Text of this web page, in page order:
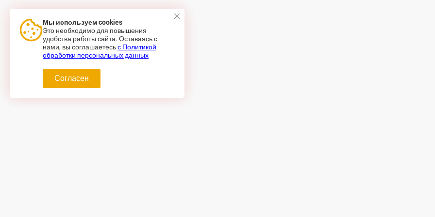
Мы используем cookies
Это необходимо для повышения
удобства работы сайта. Оставаясь с
нами, вы соглашаетесьс Политикой
обработки персональных данных
Согласен